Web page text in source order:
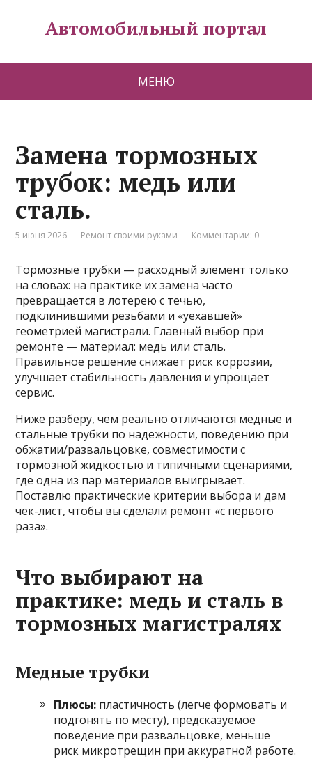
Автомобильный портал
МЕНЮ
Замена тормозных
трубок: медь или
сталь.
5 июня 2026 Ремонт своими руками Комментарии: 0
Тормозные трубки — расходный элемент только
на словах: на практике их замена часто
превращается в лотерею с течью,
подклинившими резьбами и «уехавшей»
геометрией магистрали. Главный выбор при
ремонте — материал: медь или сталь.
Правильное решение снижает риск коррозии,
улучшает стабильность давления и упрощает
сервис.
Ниже разберу, чем реально отличаются медные и
стальные трубки по надежности, поведению при
обжатии/развальцовке, совместимости с
тормозной жидкостью и типичными сценариями,
где одна из пар материалов выигрывает.
Поставлю практические критерии выбора и дам
чек-лист, чтобы вы сделали ремонт «с первого
раза».
Что выбирают на
практике: медь и сталь в
тормозных магистралях
Медные трубки
Плюсы: пластичность (легче формовать и
подгонять по месту), предсказуемое
поведение при развальцовке, меньше
риск микротрещин при аккуратной работе.